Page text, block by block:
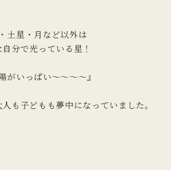
土星・月など以外は
分で光っている星！
がいっぱい～～～～』
も子どもも夢中になっていました。